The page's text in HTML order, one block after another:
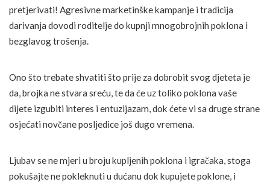
pretjerivati! Agresivne marketinške kampanje i tradicija
darivanja dovodi roditelje do kupnji mnogobrojnih poklona i
bezglavog trošenja.
Ono što trebate shvatiti što prije za dobrobit svog djeteta je
da, brojka ne stvara sreću, te da će uz toliko poklona vaše
dijete izgubiti interes i entuzijazam, dok ćete vi sa druge strane
osjećati novčane posljedice još dugo vremena.
Ljubav se ne mjeri u broju kupljenih poklona i igračaka, stoga
pokušajte ne pokleknuti u dućanu dok kupujete poklone, i